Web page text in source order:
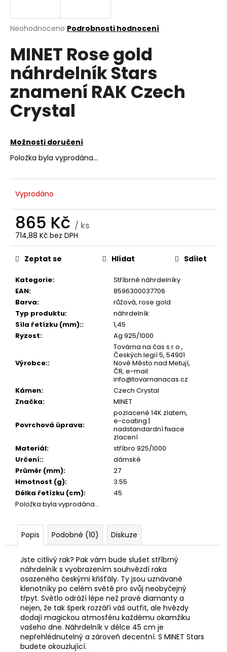
Průměrné
produktu
je
5
hvězdiček.
Neohodnoceno Podrobnosti hodnocení
MINET Rose gold
náhrdelník Stars
znamení RAK Czech
Crystal
Možnosti doručení
Položka byla vyprodána…
Vyprodáno
865 Kč / ks
714,88 Kč bez DPH
Měrná
cena:
Kategorie:
Stříbrné náhrdelníky
EAN:
8596300037706
Barva:
růžová, rose gold
Typ produktu:
náhrdelník
Síla řetízku (mm)::
1,45
Ryzost: Ag 925/1000
Výrobce::
Továrna na čas s.r.o.,
Českých legií 5, 54901
Nové Město nad Metují,
ČR, e-mail:
info@tovarnanacas.cz
Kámen:
Czech Crystal
Značka: MINET
Povrchová úprava:
pozlacené 14K zlatem,
e-coating |
nadstandardní fixace
zlacení
Materiál:
stříbro 925/1000
Určení::
dámské
Průměr (mm):
27
Hmotnost (g):
3.55
Délka řetízku (cm):
45
Položka byla vyprodána…
Zeptat se Hlídat Sdílet
Popis Podobné (10) Diskuze
Jste citlivý rak? Pak vám bude slušet stříbrný
náhrdelník s vyobrazením souhvězdí raka
osazeného českými křišťály. Ty jsou uznávané
klenotníky po celém světě pro svůj neobyčejný
třpyt. Světlo odráží lépe než pravé diamanty a
nejen, že tak šperk rozzáří váš outfit, ale hvězdy
dodají magickou atmosféru každému okamžiku
vašeho dne. Náhrdelník v délce 45 cm je
nepřehlédnutelný a zároveň decentní. S MINET Stars
budete okouzlující.
j
t
?
D
o
r
u
č
u
e
e